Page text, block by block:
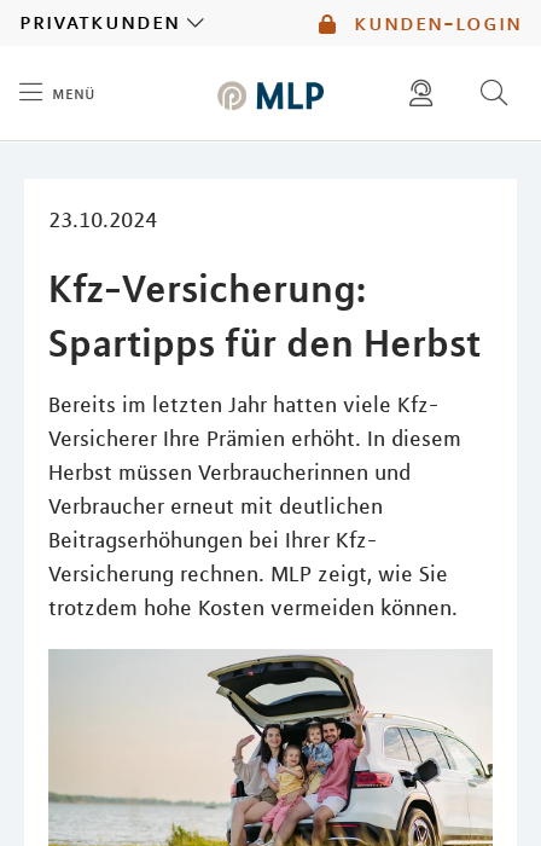
kunden-login
privatkunden
menü
23.10.2024
Kfz-Versicherung:
Spartipps für den Herbst
Bereits im letzten Jahr hatten viele Kfz-
Versicherer Ihre Prämien erhöht. In diesem
Herbst müssen Verbraucherinnen und
Verbraucher erneut mit deutlichen
Beitragserhöhungen bei Ihrer Kfz-
Versicherung rechnen. MLP zeigt, wie Sie
trotzdem hohe Kosten vermeiden können.